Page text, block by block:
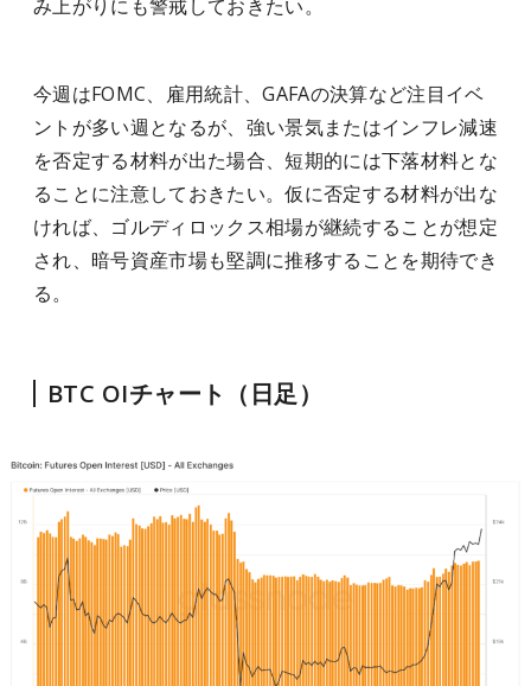
み上がりにも警戒しておきたい。
今週はFOMC、雇用統計、GAFAの決算など注目イベ
ントが多い週となるが、強い景気またはインフレ減速
を否定する材料が出た場合、短期的には下落材料とな
ることに注意しておきたい。仮に否定する材料が出な
ければ、ゴルディロックス相場が継続することが想定
され、暗号資産市場も堅調に推移することを期待でき
る。
BTC OIチャート（日足）